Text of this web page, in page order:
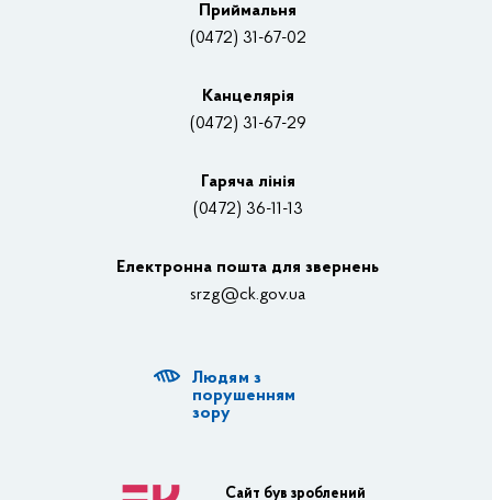
Нагороди
Контакти
Структурні підрозділи ОДА
Діяльність ОДА
Приймальня
(0472) 31-67-02
Канцелярiя
(0472) 31-67-29
Гаряча лінія
(0472) 36-11-13
Електронна пошта для звернень
srzg@ck.gov.ua
Людям з
порушенням
зору
Сайт був зроблений